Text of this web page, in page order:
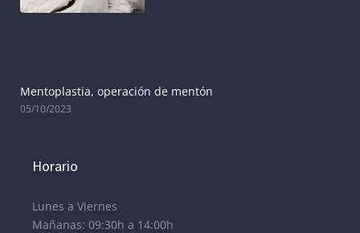
Mentoplastia, operación de mentón
05/10/2023
Horario
Lunes a Viernes
Mañanas: 09:30h a 14:00h